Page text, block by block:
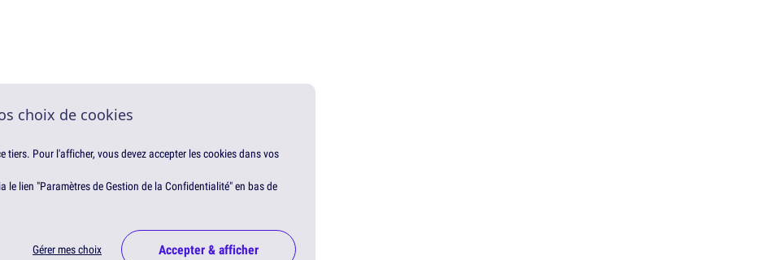
choix de cookies
tiers. Pour l'afficher, vous devez accepter les cookies dans vos
le lien "Paramètres de Gestion de la Confidentialité" en bas de
Gérer mes choix Accepter & afficher